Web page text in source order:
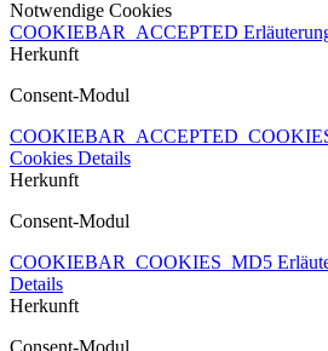
Notwendige Cookies
COOKIEBAR_ACCEPTED
Herkunft
Consent-Modul
Cookies Details
Herkunft
Consent-Modul
COOKIEBAR_COOKIES_MD5
Details
Herkunft
Consent-Modul